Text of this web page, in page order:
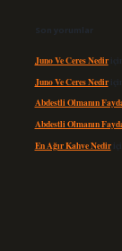
Son yorumlar
Juno Ve Ceres Nediriçin
Juno Ve Ceres Nediriçin
Abdestli Olmanın
Abdestli Olmanın
En Ağır Kahve Nedir